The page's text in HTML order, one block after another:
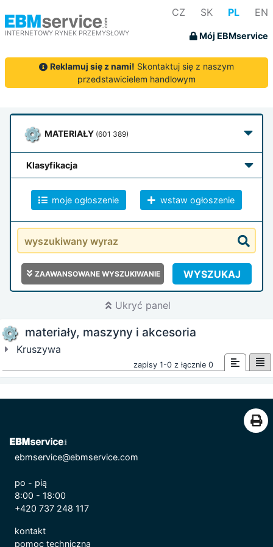
INTERNETOWY RYNEK PRZEMYSŁOWY
CZ SK PL EN
Mój EBMservice
Reklamuj się z nami! Skontaktuj się z naszym
przedstawicielem handlowym
MATERIAŁY (601 389)
klasyfikacja
moje ogłoszenie wstaw ogłoszenie
ZAAWANSOWANE WYSZUKIWANIE WYSZUKAJ
Ukryć panel
materiały, maszyny i akcesoria
Kruszywa
zapisy 1-0 z łącznie 0
ebmservice@ebmservice.com
po - pią
8:00 - 18:00
+420 737 248 117
kontakt
pomoc techniczna